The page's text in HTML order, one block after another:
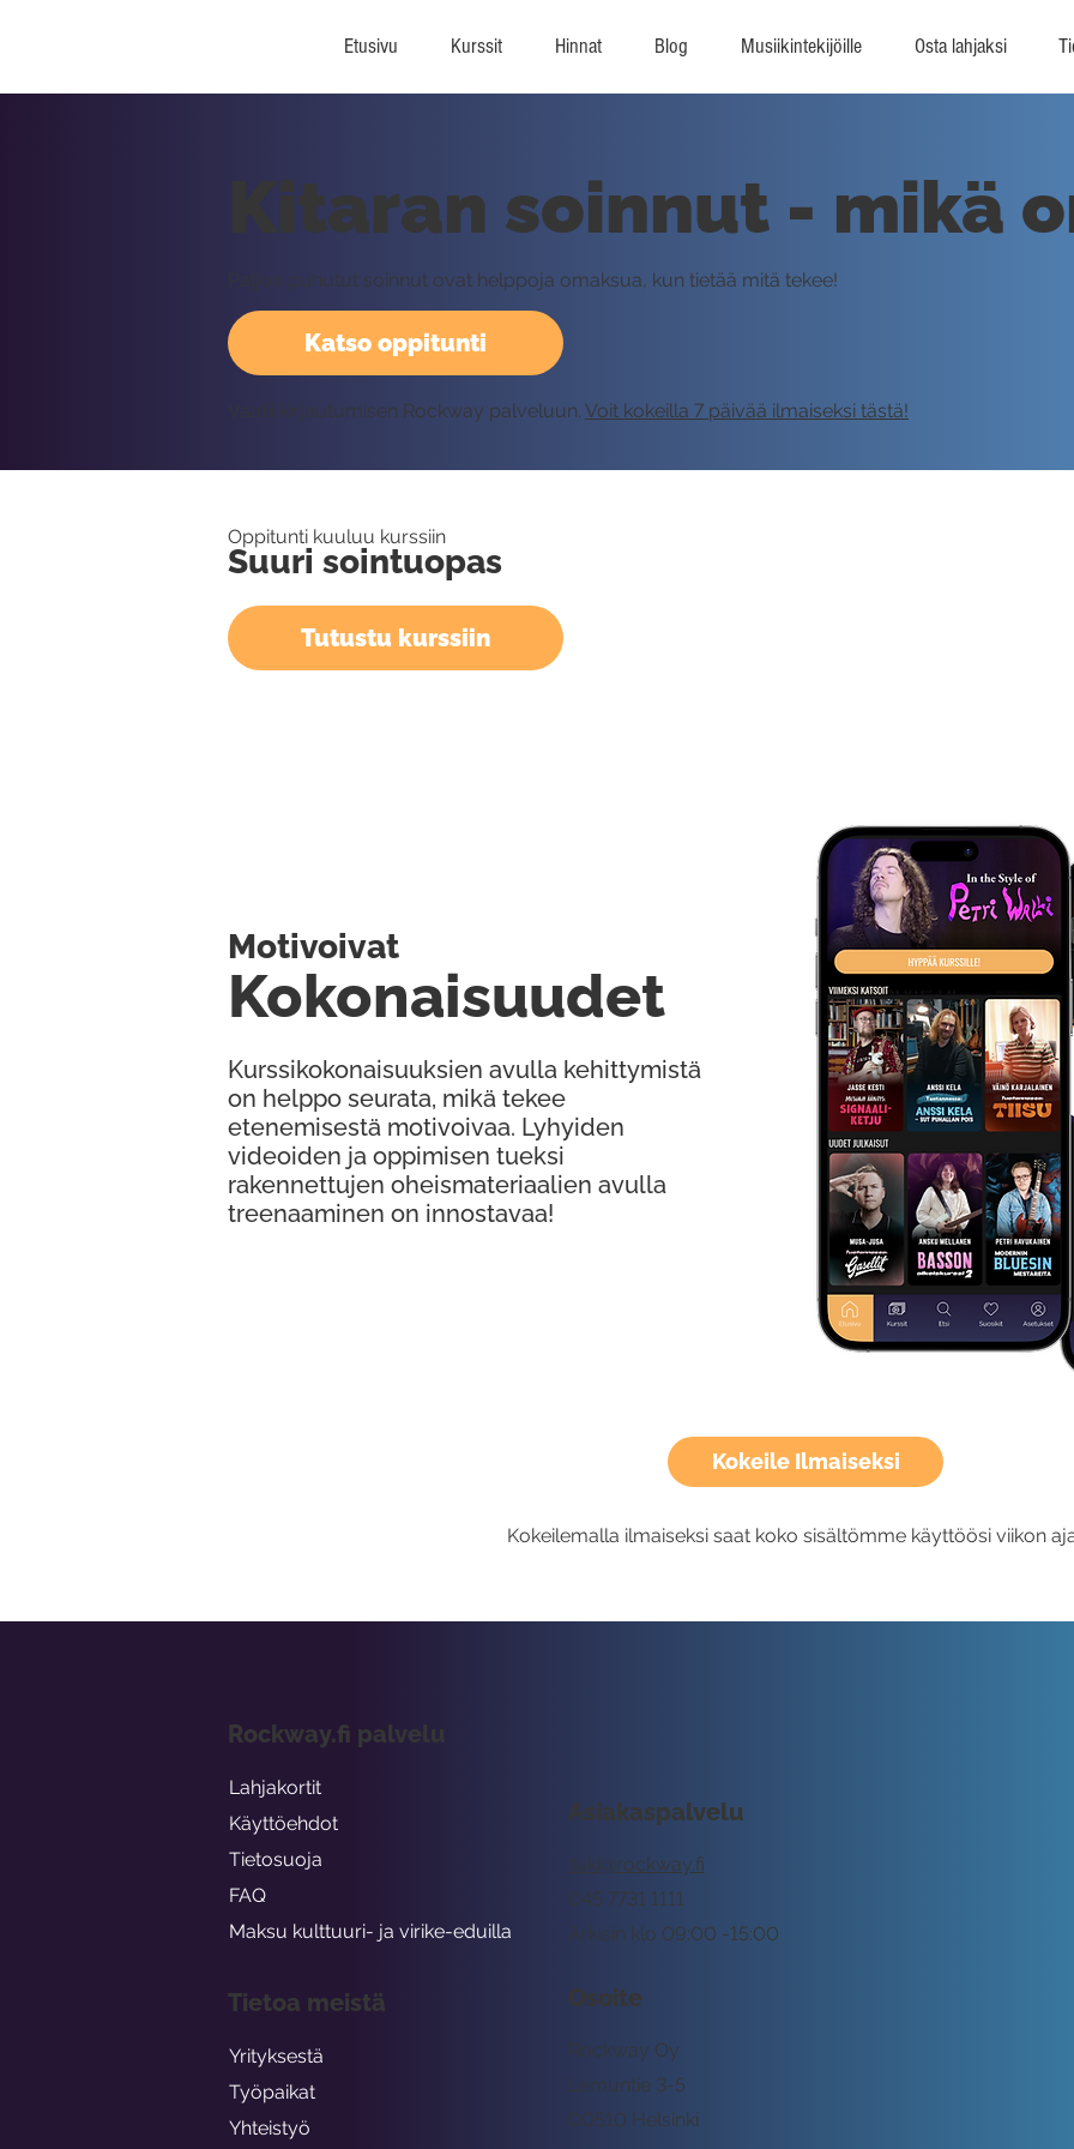
Etusivu Kurssit Hinnat Blog Musiikintekijöille Osta lahjaksi
Kokeile Ilmaiseksi
Kokeilemalla ilmaiseksi saat koko sisältömme käyttöösi viikon
Katso oppitunti
Kitaran soinnut - mikä
Paljon puhutut soinnut ovat helppoja omaksua, kun tietää mitä tekee!
Vaatii kirjautumisen Rockway palveluun. Voit kokeilla 7 päivää ilmaiseksi tästä!
Oppitunti kuuluu kurssiin
Suuri sointuopas
Tutustu kurssiin
Kurssikokonaisuuksien avulla kehittymistä
on helppo seurata, mikä tekee
etenemisestä motivoivaa. Lyhyiden
videoiden ja oppimisen tueksi
rakennettujen oheismateriaalien avulla
treenaaminen on innostavaa!
Kokonaisuudet
Motivoivat
Asiakaspalvelu
tuki@rockway.fi
Arkisin klo 09:00 -15:00
045 7731 1111
Osoite
Rockway Oy
Lemuntie 3-5
00510 Helsinki
Rockway.fi palvelu
Lahjakortit
Käyttöehdot
Tietosuoja
FAQ
Maksu kulttuuri- ja virike-eduilla
Tietoa meistä
Yrityksestä
Työpaikat
Yhteistyö